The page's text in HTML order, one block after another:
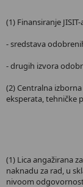
(1) Finansiranje
- sredstava
- drugih izvora
(2) Centralna
eksperata, tehničke
(1) Lica angažirana
naknadu za rad, u
nivoom